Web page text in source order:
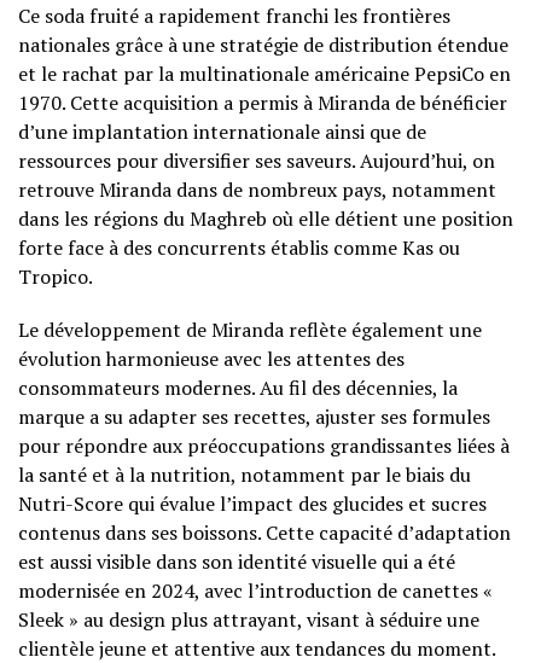
Ce soda fruité a rapidement franchi les frontières
nationales grâce à une stratégie de distribution étendue
et le rachat par la multinationale américaine PepsiCo en
1970. Cette acquisition a permis à Miranda de bénéficier
d’une implantation internationale ainsi que de
ressources pour diversifier ses saveurs. Aujourd’hui, on
retrouve Miranda dans de nombreux pays, notamment
dans les régions du Maghreb où elle détient une position
forte face à des concurrents établis comme Kas ou
Tropico.
Le développement de Miranda reflète également une
évolution harmonieuse avec les attentes des
consommateurs modernes. Au fil des décennies, la
marque a su adapter ses recettes, ajuster ses formules
pour répondre aux préoccupations grandissantes liées à
la santé et à la nutrition, notamment par le biais du
Nutri-Score qui évalue l’impact des glucides et sucres
contenus dans ses boissons. Cette capacité d’adaptation
est aussi visible dans son identité visuelle qui a été
modernisée en 2024, avec l’introduction de canettes «
Sleek » au design plus attrayant, visant à séduire une
clientèle jeune et attentive aux tendances du moment.